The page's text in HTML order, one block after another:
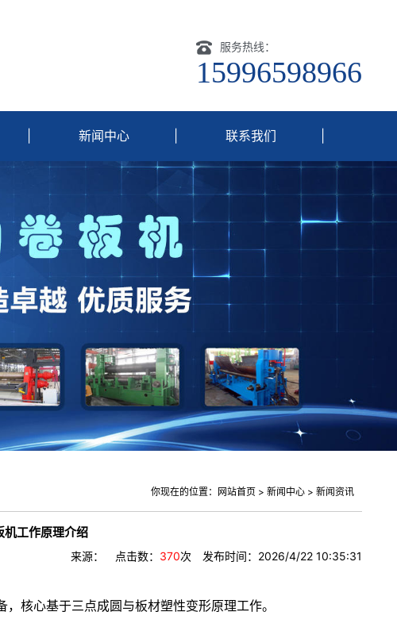
服务热线：
15996598966
新闻中心 联系我们
你现在的位置： 网站首页 > 新闻中心 > 新闻资讯
机工作原理介绍
来源： 点击数： 370次 发布时间：2026/4/22 10:35:31
核心基于三点成圆与板材塑性变形原理工作。